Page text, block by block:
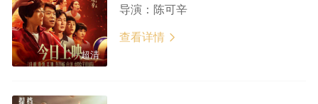
超清
导演： 陈可辛
查看详情 